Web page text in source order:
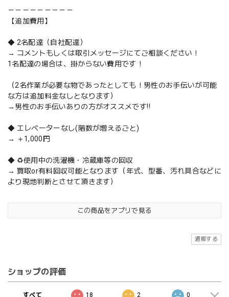
－－－－－－－－－
【追加費用】
◆ 2名配達（自社配達）
→ コメントもしくは取引メッセージにてご相談ください！
1名配達の場合は、掛からない費用です！
（2名作業が必要な物であったとしても！男性のお手伝いが可能
な方は追加料金なしとなります）
→男性のお手伝いありの方がオススメです‼️
◆ エレベーターなし(階数が増えるごと)
→ ＋1,000円
◆ ♻️使用中の洗濯機・冷蔵庫等の回収
→ 買取or有料回収可能となります（年式、型番、汚れ具合などに
より現地判断とさせて頂きます）
この商品をアプリで見る
通報する
ショップの評価
すべて 18 2 0